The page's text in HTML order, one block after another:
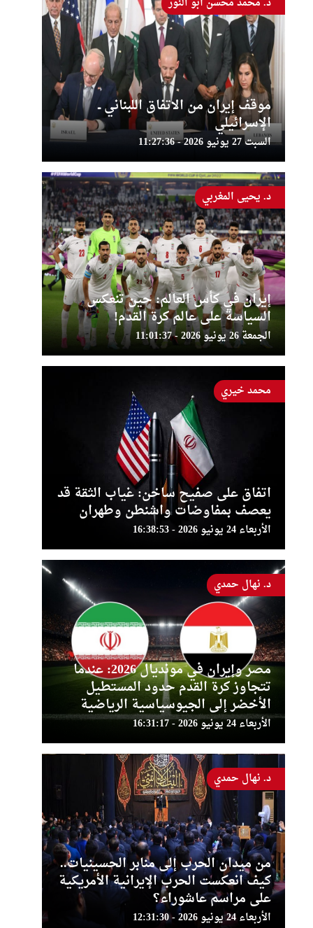
موقف إيران من الاتفاق اللبناني ــ
الإسرائيلي
السبت 27 يونيو 2026 - 11:27:36
إيران في كأس العالم: حين تنعكس
السياسة على عالم كرة القدم!
الجمعة 26 يونيو 2026 - 11:01:37
د. يحيى المغربي
اتفاق على صفيح ساخن: غياب الثقة قد
يعصف بمفاوضات واشنطن وطهران
الأربعاء 24 يونيو 2026 - 16:38:53
محمد خيري
مصر وإيران في مونديال 2026: عندما
تتجاوز كرة القدم حدود المستطيل
الأخضر إلى الجيوسياسية الرياضية
الأربعاء 24 يونيو 2026 - 16:31:17
د. نهال حمدي
من ميدان الحرب إلى منابر الحسينيات..
كيف انعكست الحرب الإيرانية الأمريكية
على مراسم عاشوراء؟
الأربعاء 24 يونيو 2026 - 12:31:30
د. نهال حمدي